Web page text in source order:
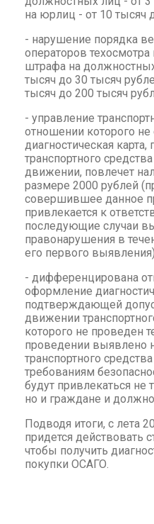
на юрлиц - от 10 тысяч
- нарушение порядка
операторов
штрафа на
тысяч до 30 тысяч
тысяч до 200 тысяч
- управление
отношении которого
диагностическая
транспортного
движении, повлечет
размере 2000 рублей
совершившее данное
привлекается к
последующие случаи
правонарушения в
его первого выявления)
- дифференцирована
оформление
подтверждающей
движении
которого не проведен
проведении выявлено
транспортного
требованиям
будут привлекаться не
но и граждане и
Подводя итоги, с лета
придется действовать
чтобы получить
покупки ОСАГО.